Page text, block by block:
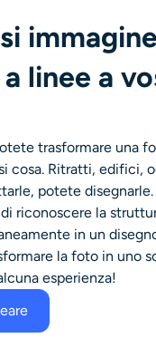
linee a
trasformare una
cosa. Ritratti, edifici,
potete disegnarle.
riconoscere la
in un
la foto in uno
esperienza!